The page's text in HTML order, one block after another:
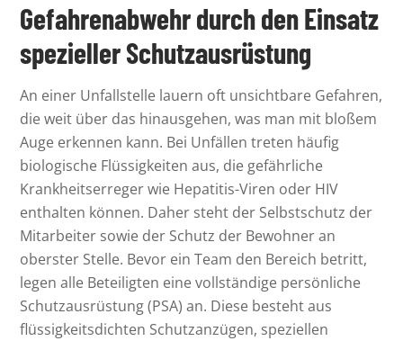
Gefahrenabwehr durch den Einsatz
spezieller Schutzausrüstung
An einer Unfallstelle lauern oft unsichtbare Gefahren,
die weit über das hinausgehen, was man mit bloßem
Auge erkennen kann. Bei Unfällen treten häufig
biologische Flüssigkeiten aus, die gefährliche
Krankheitserreger wie Hepatitis-Viren oder HIV
enthalten können. Daher steht der Selbstschutz der
Mitarbeiter sowie der Schutz der Bewohner an
oberster Stelle. Bevor ein Team den Bereich betritt,
legen alle Beteiligten eine vollständige persönliche
Schutzausrüstung (PSA) an. Diese besteht aus
flüssigkeitsdichten Schutzanzügen, speziellen